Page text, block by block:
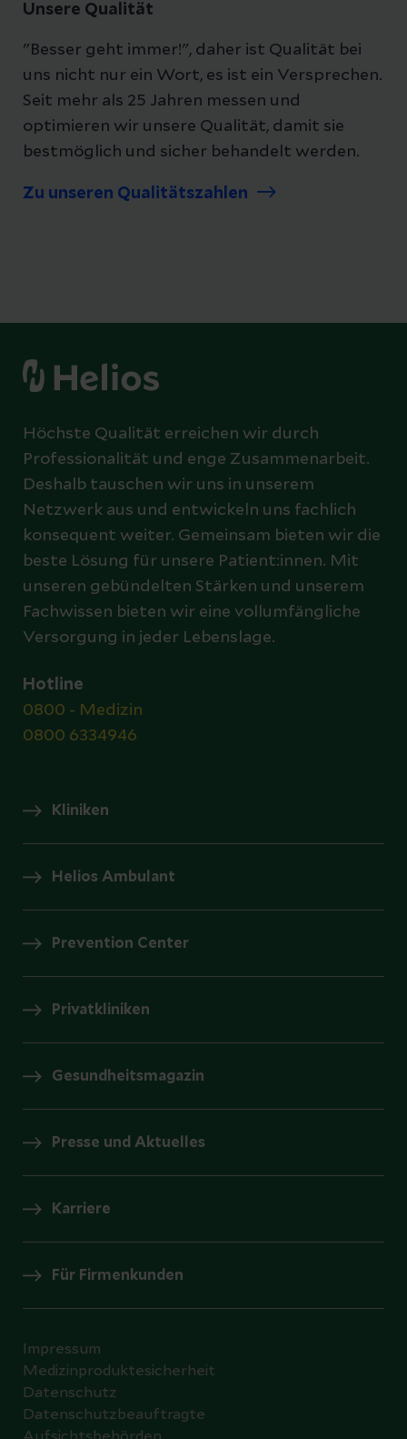
Unsere Qualität
"Besser geht immer!", daher ist Qualität bei
uns nicht nur ein Wort, es ist ein Versprechen.
Seit mehr als 25 Jahren messen und
optimieren wir unsere Qualität, damit sie
bestmöglich und sicher behandelt werden.
Zu unseren Qualitätszahlen
Höchste Qualität erreichen wir durch
Professionalität und enge Zusammenarbeit.
Deshalb tauschen wir uns in unserem
Netzwerk aus und entwickeln uns fachlich
konsequent weiter. Gemeinsam bieten wir die
beste Lösung für unsere Patient:innen. Mit
unseren gebündelten Stärken und unserem
Fachwissen bieten wir eine vollumfängliche
Versorgung in jeder Lebenslage.
Hotline
0800 - Medizin
0800 6334946
Kliniken
Helios Ambulant
Prevention Center
Privatkliniken
Gesundheitsmagazin
Presse und Aktuelles
Karriere
Für Firmenkunden
Impressum
Medizinproduktesicherheit
Datenschutz
Datenschutzbeauftragte